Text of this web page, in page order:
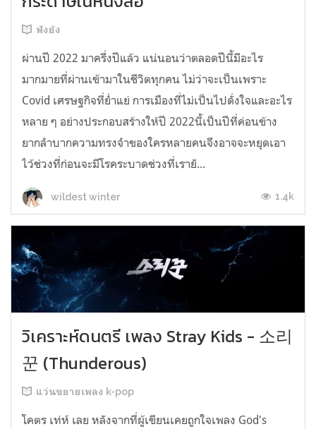
ฟังยัง
ผ่านปี 2022 มาครึ่งปีแล้ว แน่นอนว่าตลอดปีนี้มีอะไร
มากมายที่ผ่านเข้ามาในชีวิตทุกคน ไม่ว่าจะเป็นเพราะ
Covid เศรษฐกิจที่ย่ำแย่ การเมืองที่ไม่เป็นไปดั่งใจและอะไร
หลาย ๆ อย่างประกอบสร้างให้ปี 2022นี้เป็นปีที่ค่อนข้าง
ยากลำบากความทรงจำของใครหลายคนจึงอาจจะหยุดเอา
ไว้ช่วงที่ก่อนจะมีโรคระบาดช่วงที่เรายั...
wildest winter 1.4k
วิเคราะห์ดนตรี เพลง Stray Kids - 소리
꾼 (Thunderous)
แว่นขยายเพลง k-pop
โคตร เท่ห์ เลย หลังจากที่ผู้เขียนเคยถูกใจเพลง God's